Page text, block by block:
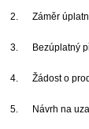
2. Záměr
3. Bezúplatný
4. Žádost o
5. Návrh na